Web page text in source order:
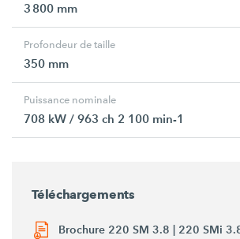
3 800 mm
Profondeur de taille
350 mm
Puissance nominale
708 kW / 963 ch 2 100 min-1
Téléchargements
Brochure 220 SM 3.8 | 220 SMi